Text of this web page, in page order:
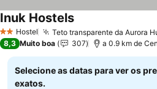
2 Estrelas
Hostel Teto transparente da Aurora
Inuk HostelsVer preços
8,3 Muito boa 307 a 0.9 km de
Selecione as datas para ver os
exatos.